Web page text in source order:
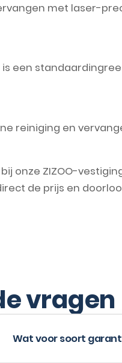
met laser-
een
reiniging en
onze ZIZOO-
de prijs en
vragen
Wat voor soort